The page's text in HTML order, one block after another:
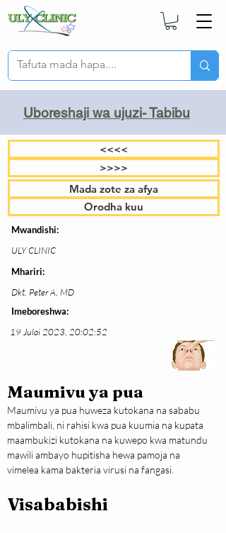
Uboreshaji wa ujuzi- Tabibu
<<<<
>>>>
Mada zote za afya
Orodha kuu
Mwandishi:
ULY CLINIC
Mhariri:
Dkt. Peter A, MD
Imeboreshwa:
19 Julai 2023, 20:02:52
Maumivu ya pua
Maumivu ya pua huweza kutokana na sababu
mbalimbali, ni rahisi kwa pua kuumia na kupata
maambukizi kutokana na kuwepo kwa matundu
mawili ambayo hupitisha hewa pamoja na
vimelea kama bakteria virusi na fangasi.
Visababishi